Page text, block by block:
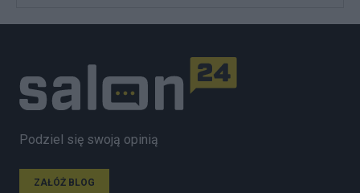
Podziel się swoją opinią
ZAŁÓŻ BLOG